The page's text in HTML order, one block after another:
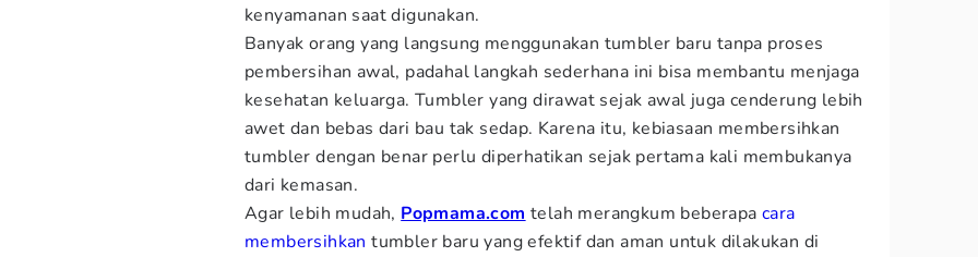
kenyamanan saat digunakan.
Banyak orang yang langsung menggunakan tumbler baru tanpa proses
pembersihan awal, padahal langkah sederhana ini bisa membantu menjaga
kesehatan keluarga. Tumbler yang dirawat sejak awal juga cenderung lebih
awet dan bebas dari bau tak sedap. Karena itu, kebiasaan membersihkan
tumbler dengan benar perlu diperhatikan sejak pertama kali membukanya
dari kemasan.
Agar lebih mudah, Popmama.com telah merangkum beberapacara
membersihkan tumbler baru yang efektif dan aman untuk dilakukan di